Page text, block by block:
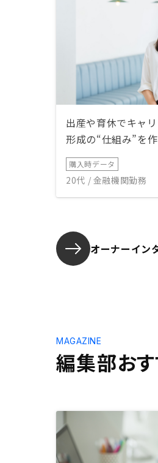
出産や育休でキャ
形成の“仕組み”を
購入時データ
20代 / 金融機関勤務
オーナーイン
編集部お
MAGAZINE